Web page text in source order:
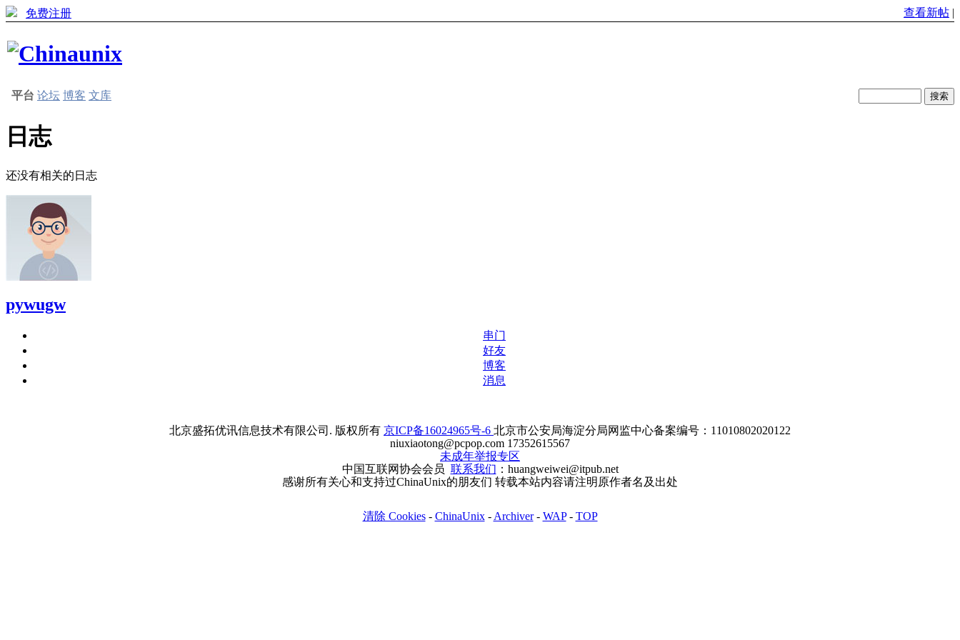
免费注册 查看新帖 |
平台 论坛 博客 文库
日志
还没有相关的日志
pywugw
串门
好友
博客
消息
北京盛拓优讯信息技术有限公司. 版权所有 京ICP备16024965号-6 北京市公安局海淀分局网监中心备案编号：11010802020122
niuxiaotong@pcpop.com 17352615567
未成年举报专区
中国互联网协会会员 联系我们 ：huangweiwei@itpub.net
感谢所有关心和支持过ChinaUnix的朋友们 转载本站内容请注明原作者名及出处
清除 Cookies- ChinaUnix- Archiver- WAP- TOP